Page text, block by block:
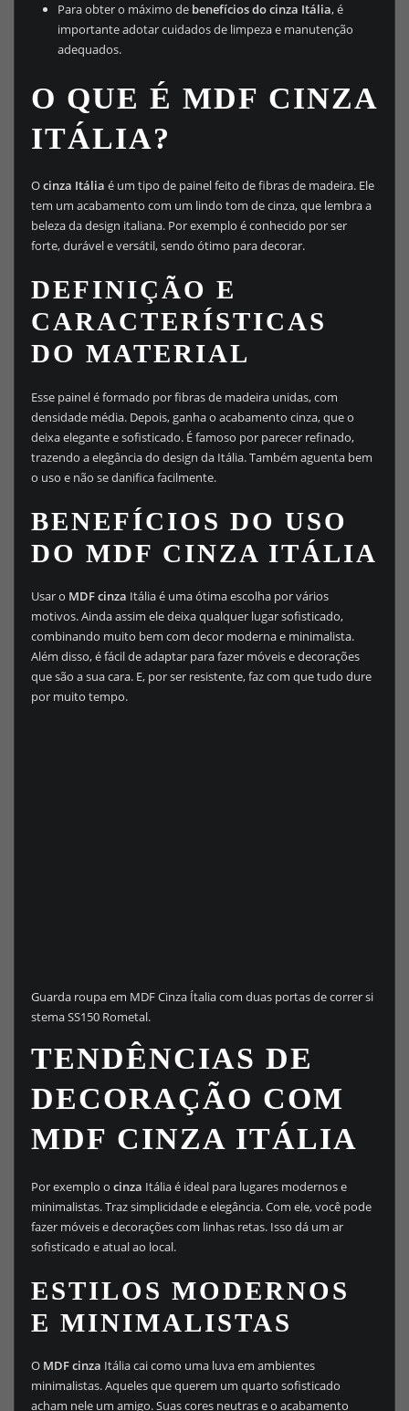
Para obter o máximo de benefícios do cinza Itália, é
importante adotar cuidados de limpeza e manutenção
adequados.
O QUE É MDF CINZA
ITÁLIA?
Ocinza Itália é um tipo de painel feito de fibras de madeira. Ele
tem um acabamento com um lindo tom de cinza, que lembra a
beleza da design italiana. Por exemplo é conhecido por ser
forte, durável e versátil, sendo ótimo para decorar.
DEFINIÇÃO E
CARACTERÍSTICAS
DO MATERIAL
Esse painel é formado por fibras de madeira unidas, com
densidade média. Depois, ganha o acabamento cinza, que o
deixa elegante e sofisticado. É famoso por parecer refinado,
trazendo a elegância do design da Itália. Também aguenta bem
o uso e não se danifica facilmente.
BENEFÍCIOS DO USO
DO MDF CINZA ITÁLIA
Usar o MDF cinza Itália é uma ótima escolha por vários
motivos. Ainda assim ele deixa qualquer lugar sofisticado,
combinando muito bem com decor moderna e minimalista.
Além disso, é fácil de adaptar para fazer móveis e decorações
que são a sua cara. E, por ser resistente, faz com que tudo dure
por muito tempo.
Guarda roupa em MDF Cinza Ítalia com duas portas de correr si
stema SS150 Rometal.
TENDÊNCIAS DE
DECORAÇÃO COM
MDF CINZA ITÁLIA
Por exemplo o cinza Itália é ideal para lugares modernos e
minimalistas. Traz simplicidade e elegância. Com ele, você pode
fazer móveis e decorações com linhas retas. Isso dá um ar
sofisticado e atual ao local.
ESTILOS MODERNOS
E MINIMALISTAS
O MDF cinza Itália cai como uma luva em ambientes
minimalistas. Aqueles que querem um quarto sofisticado
acham nele um amigo. Suas cores neutras e o acabamento